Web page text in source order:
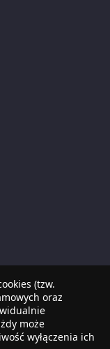
(tzw.
oraz
może
wyłączenia ich